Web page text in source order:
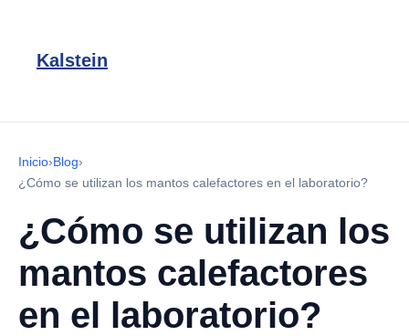
Kalstein
Inicio›Blog›
¿Cómo se utilizan los mantos calefactores en el laboratorio?
¿Cómo se utilizan los
mantos calefactores
en el laboratorio?